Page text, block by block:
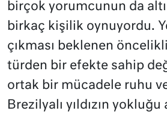
birçok yorumcunun da
birkaç kişilik oynuyordu.
çıkması beklenen
türden bir efekte sahip
ortak bir mücadele ruhu
Brezilyalı yıldızın yokluğu